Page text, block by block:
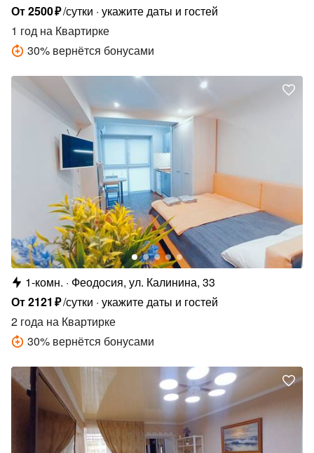
От2500₽/сутки укажите даты и гостей
1 год на Квартирке
30% вернётся бонусами
1-комн.
Феодосия, ул. Калинина, 33
От2121 ₽/сутки укажите даты и гостей
2 года на Квартирке
30% вернётся бонусами